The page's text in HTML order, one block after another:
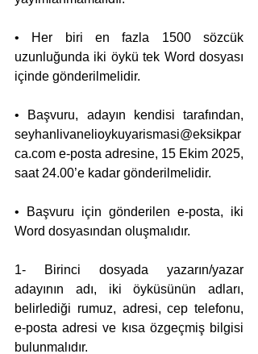
• Her biri en fazla 1500 sözcük
uzunluğunda iki öykü tek Word dosyası
içinde gönderilmelidir.
seyhanlivanelioykuyarismasi@eksikpar
ca.com e-posta adresine, 15 Ekim 2025,
saat 24.00’e kadar gönderilmelidir.
• Başvuru için gönderilen e-posta, iki
Word dosyasından oluşmalıdır.
1- Birinci dosyada yazarın/yazar
adayının adı, iki öyküsünün adları,
belirlediği rumuz, adresi, cep telefonu,
e-posta adresi ve kısa özgeçmiş bilgisi
bulunmalıdır.